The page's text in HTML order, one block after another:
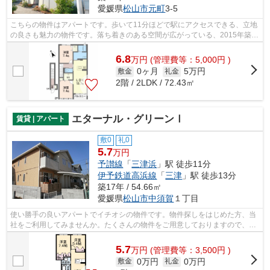
愛媛県松山市元町3-5
こちらの物件はアパートです。歩いて11分ほどで駅にアクセスできる、立地
の良さも魅力の物件です。落ち着きのある空間が広がっている、2015年築の
物件です。当社は松山市にある賃貸物...
6.8万円 (管理費等：5,000円 )
敷金 0ヶ月 礼金 5万円
2階 / 2LDK / 72.43㎡
賃貸 | アパート エターナル・グリーンⅠ
敷0 礼0
5.7万円
予讃線 「三津浜 」駅 徒歩11分
伊予鉄道高浜線 「三津 」駅 徒歩13分
築17年 / 54.66㎡
愛媛県松山市中須賀 １丁目
使い勝手の良いアパートでイチオシの物件です。物件探しをはじめた方、当
社をご利用してみませんか。たくさんの物件をご用意しておりますので、お
気に入りの物件に出会えることかと思...
5.7万円 (管理費等：3,500円 )
敷金 0万円 礼金 0万円